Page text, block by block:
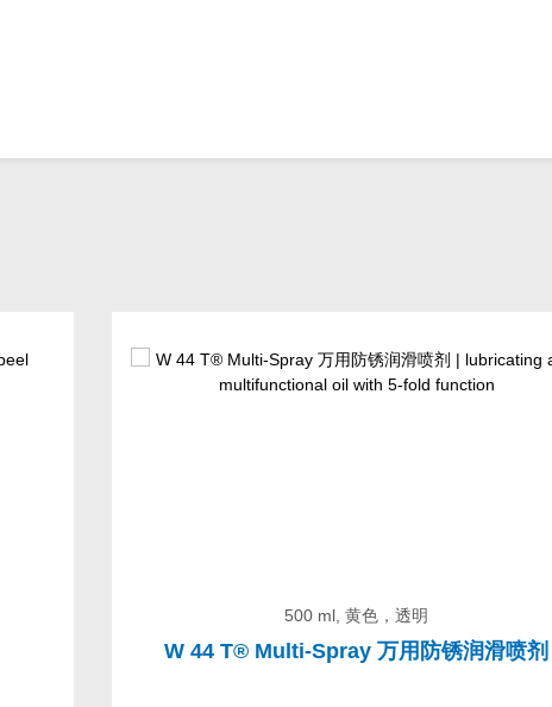
500 ml, 黄色，透明
W 44 T® Multi-Spray 万用防锈润滑喷剂